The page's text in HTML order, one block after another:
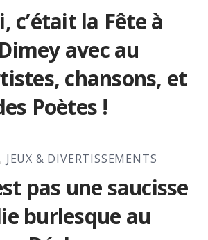
c’était la Fête à
avec au
chansons, et
Poètes !
, JEUX & DIVERTISSEMENTS
pas une saucisse
burlesque au